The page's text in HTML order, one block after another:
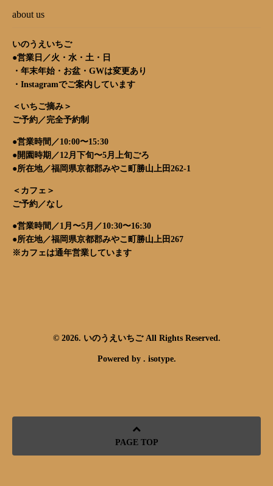
about us
いのうえいちご
●営業日／火・水・土・日
・年末年始・お盆・GWは変更あり
・ Instagramでご案内しています
＜いちご摘み＞
ご予約／完全予約制
●営業時間／10:00〜15:30
●開園時期／12月下旬〜5月上旬ごろ
●所在地／福岡県京都郡みやこ町勝山上田262-1
＜カフェ＞
ご予約／なし
●営業時間／1月〜5月／10:30〜16:30
●所在地／福岡県京都郡みやこ町勝山上田267
※カフェは通年営業しています
© 2026. いのうえいちご All Rights Reserved.
Powered by . isotype.
PAGE TOP